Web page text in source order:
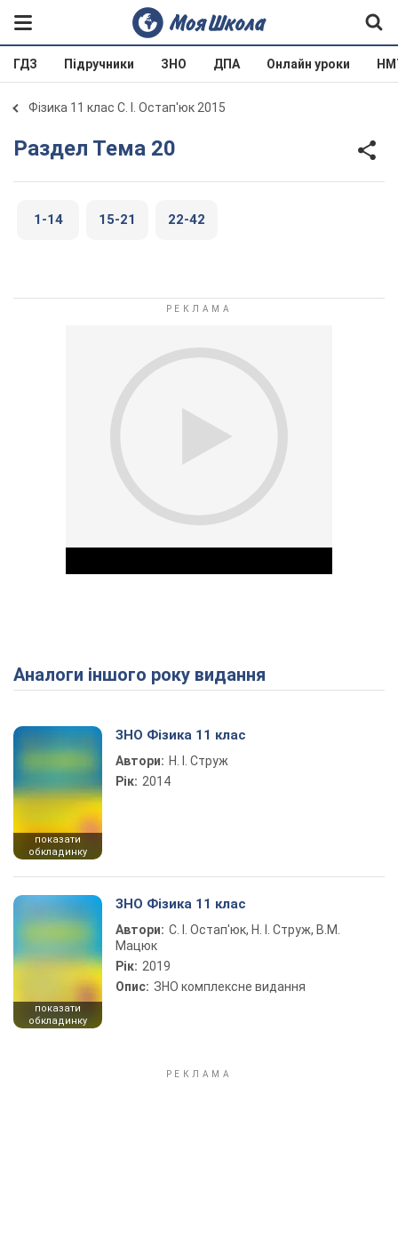
ГДЗ Підручники ЗНО ДПА Онлайн уроки
Фізика 11 клас С. І. Остап'юк 2015
Раздел Тема 20
1-14 15-21 22-42
Play Video
Аналоги іншого року видання
показати
обкладинку
ЗНО Фізика 11 клас
Автори: Н. І. Струж
Рік: 2014
показати
обкладинку
ЗНО Фізика 11 клас
Автори: С. І. Остап'юк, Н. І. Струж, В.М.
Мацюк
Рік: 2019
Опис: ЗНО комплексне видання